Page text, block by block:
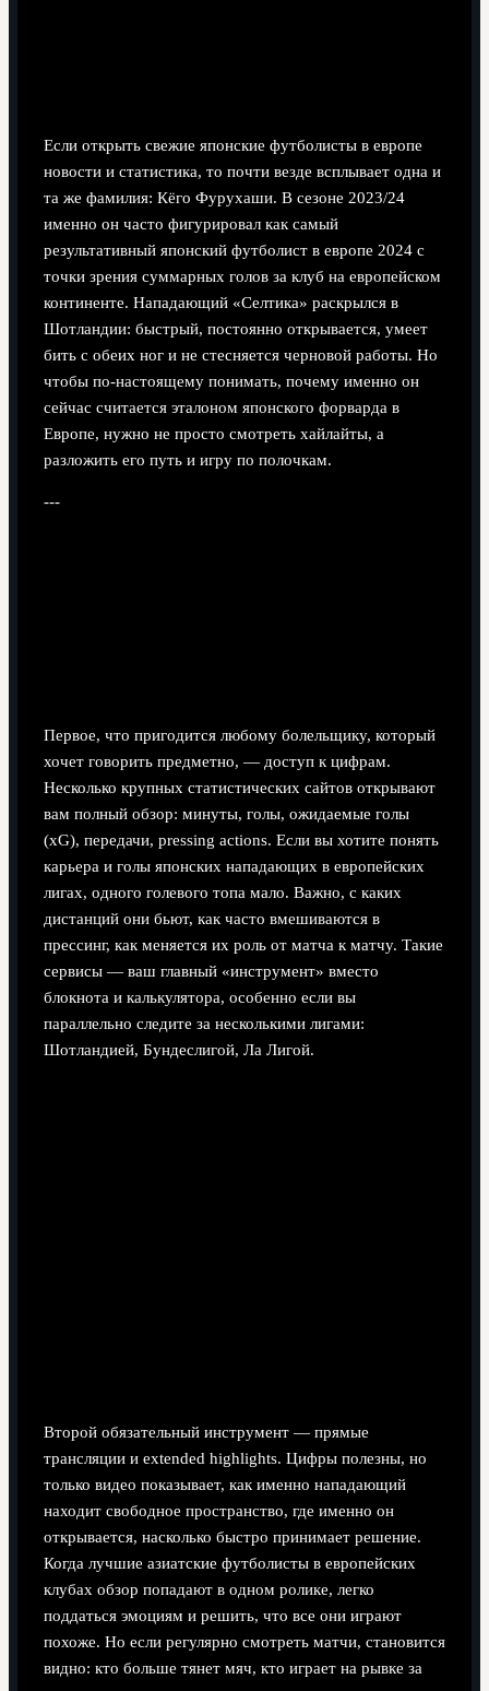
Если открыть свежие японские футболисты в европе
новости и статистика, то почти везде всплывает одна и
та же фамилия: Кёго Фурухаши. В сезоне 2023/24
именно он часто фигурировал как самый
результативный японский футболист в европе 2024 с
точки зрения суммарных голов за клуб на европейском
континенте. Нападающий «Селтика» раскрылся в
Шотландии: быстрый, постоянно открывается, умеет
бить с обеих ног и не стесняется черновой работы. Но
чтобы по‑настоящему понимать, почему именно он
сейчас считается эталоном японского форварда в
Европе, нужно не просто смотреть хайлайты, а
разложить его путь и игру по полочкам.
---
Первое, что пригодится любому болельщику, который
хочет говорить предметно, — доступ к цифрам.
Несколько крупных статистических сайтов открывают
вам полный обзор: минуты, голы, ожидаемые голы
(xG), передачи, pressing actions. Если вы хотите понять
карьера и голы японских нападающих в европейских
лигах, одного голевого топа мало. Важно, с каких
дистанций они бьют, как часто вмешиваются в
прессинг, как меняется их роль от матча к матчу. Такие
сервисы — ваш главный «инструмент» вместо
блокнота и калькулятора, особенно если вы
параллельно следите за несколькими лигами:
Шотландией, Бундеслигой, Ла Лигой.
Второй обязательный инструмент — прямые
трансляции и extended highlights. Цифры полезны, но
только видео показывает, как именно нападающий
находит свободное пространство, где именно он
открывается, насколько быстро принимает решение.
Когда лучшие азиатские футболисты в европейских
клубах обзор попадают в одном ролике, легко
поддаться эмоциям и решить, что все они играют
похоже. Но если регулярно смотреть матчи, становится
видно: кто больше тянет мяч, кто играет на рывке за